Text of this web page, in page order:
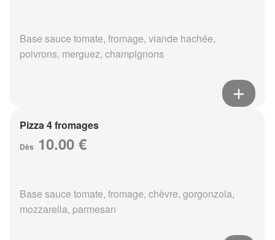
Base sauce tomate, fromage, viande hachée,
poivrons, merguez, champignons
Pizza 4 fromages
Dès 10.00 €
Base sauce tomate, fromage, chèvre, gorgonzola,
mozzarella, parmesan